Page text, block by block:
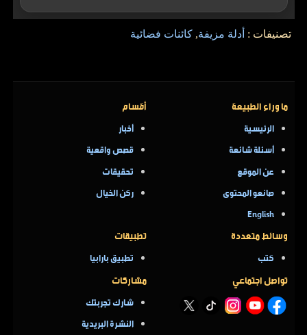
تصنيفات : أدلة مزيفة,كائنات فضائية
ما وراء الطبيعة
الرئيسية
أسئلة شائعة
عن الموقع
صانعو المحتوى
English
أقسام
أخبار
قصص واقعية
تحقيقات
ركن الخيال
وسائط متعددة
كتب
تطبيقات
تطبيق بارابيا
تواصل اجتماعي مشاركات
شارك تجربتك
النشرة البريدية